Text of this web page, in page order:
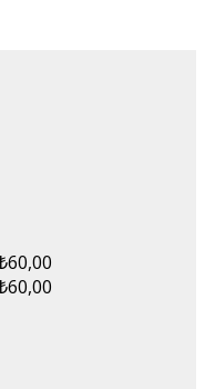
60,00
60,00